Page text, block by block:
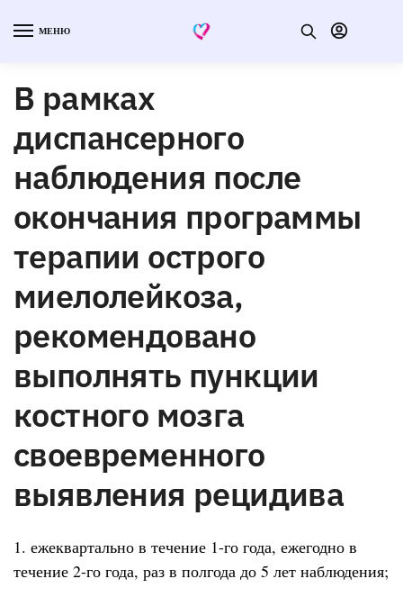
МЕНЮ
В рамках
диспансерного
наблюдения после
окончания программы
терапии острого
миелолейкоза,
рекомендовано
выполнять пункции
костного мозга
своевременного
выявления рецидива
1. ежеквартально в течение 1-го года, ежегодно в
течение 2-го года, раз в полгода до 5 лет наблюдения;